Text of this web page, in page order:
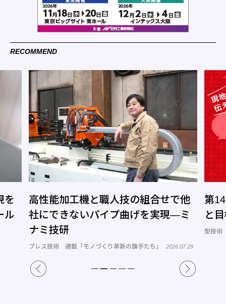
RECOMMEND
を
ル
高性能加工機と職人技の組合せで他
社にできないパイプ曲げを実現―ミ
ナミ技研
プレス技術 連載「モノづくり革新の旗手たち」 2026.07.29
第
と
型技術